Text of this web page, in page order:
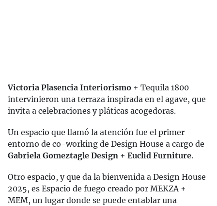
Victoria Plasencia Interiorismo + Tequila 1800
intervinieron una terraza inspirada en el agave, que
invita a celebraciones y pláticas acogedoras.
Un espacio que llamó la atención fue el primer
entorno de co-working de Design House a cargo de
Gabriela Gomeztagle Design + Euclid Furniture.
Otro espacio, y que da la bienvenida a Design House
2025, es Espacio de fuego creado por MEKZA +
MEM, un lugar donde se puede entablar una